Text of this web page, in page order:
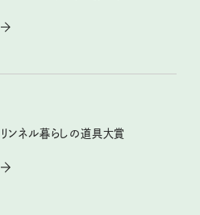
リンネル暮らしの道具大賞